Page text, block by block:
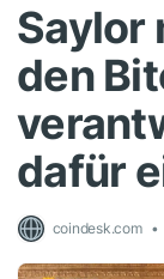
Saylor
den
dafür
coindesk.com